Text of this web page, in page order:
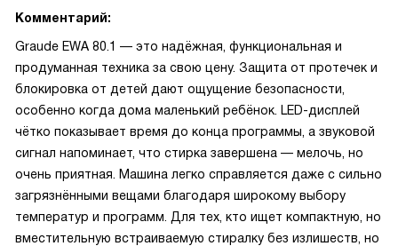
Комментарий:
Graude EWA 80.1 — это надёжная, функциональная и
продуманная техника за свою цену. Защита от протечек и
блокировка от детей дают ощущение безопасности,
особенно когда дома маленький ребёнок. LED-дисплей
чётко показывает время до конца программы, а звуковой
сигнал напоминает, что стирка завершена — мелочь, но
очень приятная. Машина легко справляется даже с сильно
загрязнёнными вещами благодаря широкому выбору
температур и программ. Для тех, кто ищет компактную, но
вместительную встраиваемую стиралку без излишеств, но